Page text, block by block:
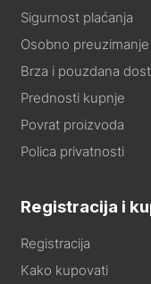
Sigurnost plaćanja
Osobno preuzimanje
Brza i pouzdana
Prednosti kupnje
Povrat proizvoda
Polica privatnosti
Registracija i
Registracija
Kako kupovati